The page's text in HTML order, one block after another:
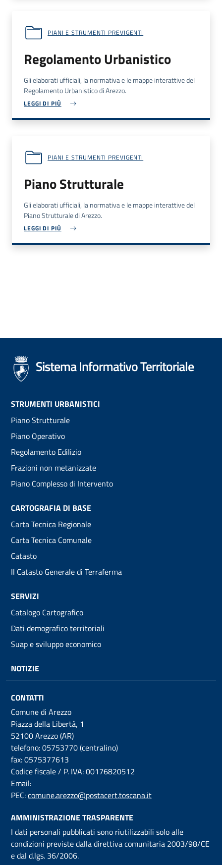
PIANI E STRUMENTI PREVIGENTI
Regolamento Urbanistico
Gli elaborati ufficiali, la normativa e le mappe interattive del
Regolamento Urbanistico di Arezzo.
LEGGI DI PIÙ
PIANI E STRUMENTI PREVIGENTI
Piano Strutturale
Gli elaborati ufficiali, la normativa e le mappe interattive del
Piano Strutturale di Arezzo.
LEGGI DI PIÙ
Sistema Informativo Territoriale
Footer
menu
STRUMENTI URBANISTICI
Piano Strutturale
Piano Operativo
Regolamento Edilizio
Frazioni non metanizzate
Piano Complesso di Intervento
CARTOGRAFIA DI BASE
Carta Tecnica Regionale
Carta Tecnica Comunale
Catasto
Il Catasto Generale di Terraferma
SERVIZI
Catalogo Cartografico
Dati demografico territoriali
Suap e sviluppo economico
NOTIZIE
CONTATTI
Comune di Arezzo
Piazza della Libertà, 1
52100 Arezzo (AR)
telefono: 05753770 (centralino)
fax: 0575377613
Codice fiscale / P. IVA: 00176820512
Email:
PEC:comune.arezzo@postacert.toscana.it
AMMINISTRAZIONE TRASPARENTE
I dati personali pubblicati sono riutilizzabili solo alle
condizioni previste dalla direttiva comunitaria 2003/98/CE
e dal d.lgs. 36/2006.